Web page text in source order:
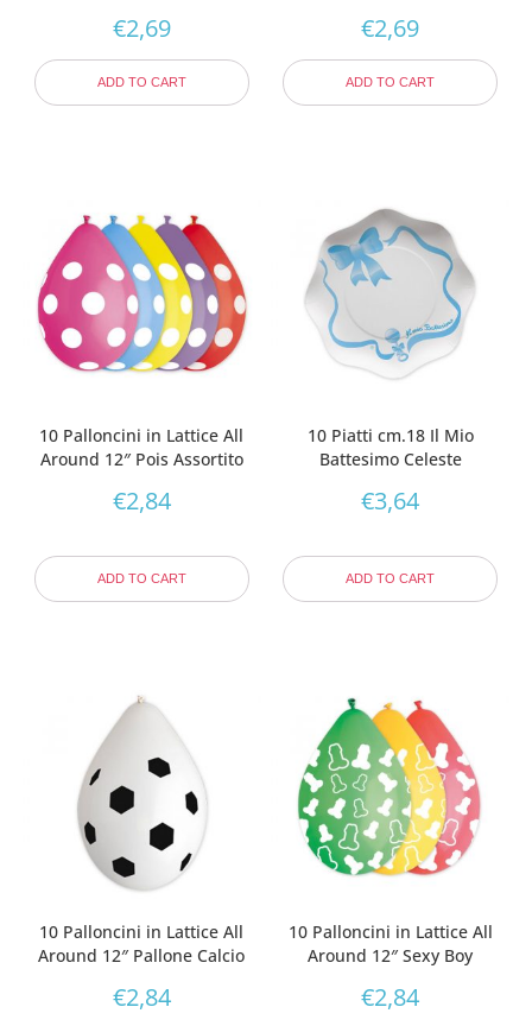
€2,69
ADD TO CART
€2,69
ADD TO CART
10 Palloncini in Lattice All
Around 12″ Pois Assortito
€2,84
ADD TO CART
10 Piatti cm.18 Il Mio
Battesimo Celeste
€3,64
ADD TO CART
10 Palloncini in Lattice All
Around 12″ Pallone Calcio
€2,84
10 Palloncini in Lattice All
Around 12″ Sexy Boy
€2,84